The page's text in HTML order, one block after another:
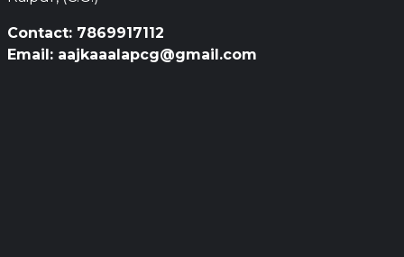
Contact: 7869917112
Email: aajkaaalapcg@gmail.com